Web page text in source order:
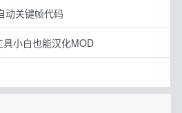
动关键帧代码
小白也能汉化MOD